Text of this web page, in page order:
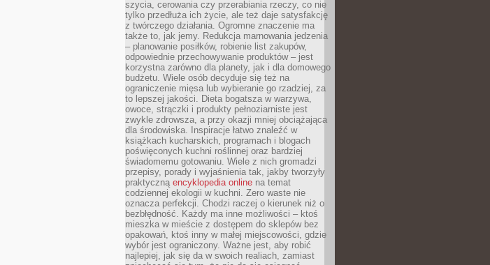
szycia, cerowania czy przerabiania rzeczy, co nie
tylko przedłuża ich życie, ale też daje satysfakcję
z twórczego działania. Ogromne znaczenie ma
także to, jak jemy. Redukcja marnowania jedzenia
– planowanie posiłków, robienie list zakupów,
odpowiednie przechowywanie produktów – jest
korzystna zarówno dla planety, jak i dla domowego
budżetu. Wiele osób decyduje się też na
ograniczenie mięsa lub wybieranie go rzadziej, za
to lepszej jakości. Dieta bogatsza w warzywa,
owoce, strączki i produkty pełnoziarniste jest
zwykle zdrowsza, a przy okazji mniej obciążająca
dla środowiska. Inspiracje łatwo znaleźć w
książkach kucharskich, programach i blogach
poświęconych kuchni roślinnej oraz bardziej
świadomemu gotowaniu. Wiele z nich gromadzi
przepisy, porady i wyjaśnienia tak, jakby tworzyły
praktyczną encyklopedia online na temat
codziennej ekologii w kuchni. Zero waste nie
oznacza perfekcji. Chodzi raczej o kierunek niż o
bezbłędność. Każdy ma inne możliwości – ktoś
mieszka w mieście z dostępem do sklepów bez
opakowań, ktoś inny w małej miejscowości, gdzie
wybór jest ograniczony. Ważne jest, aby robić
najlepiej, jak się da w swoich realiach, zamiast